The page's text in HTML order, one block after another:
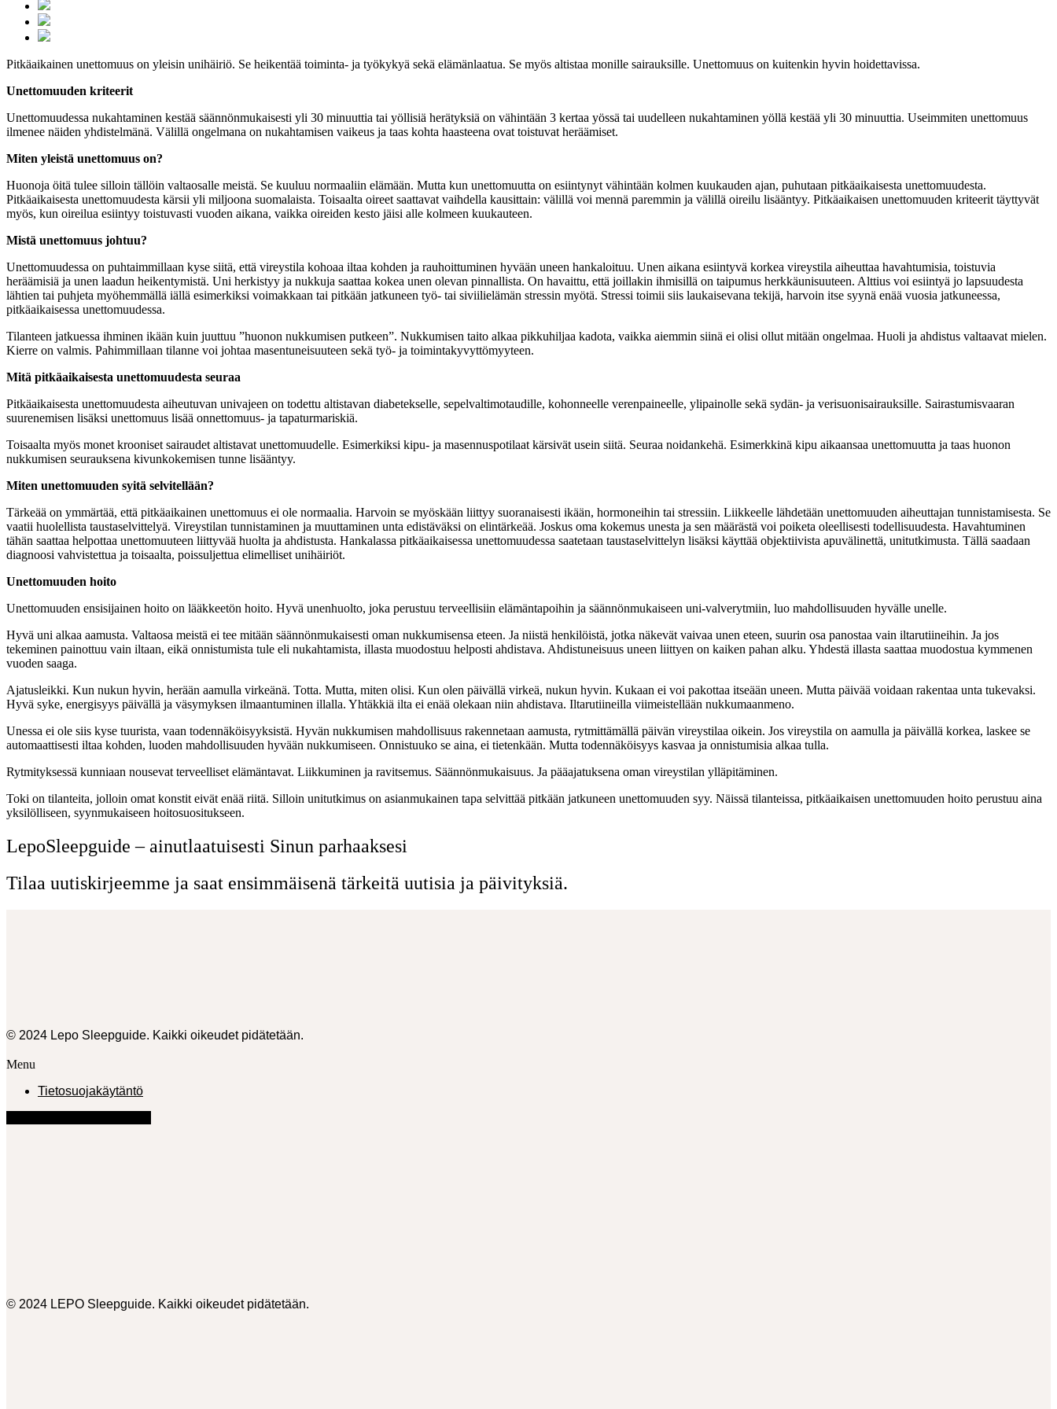
Pitkäaikainen unettomuus on yleisin unihäiriö. Se heikentää toiminta- ja työkykyä sekä elämänlaatua. Se myös altistaa monille sairauksille. Unettomuus on kuitenkin hyvin hoidettavissa.
Unettomuuden kriteerit
Unettomuudessa nukahtaminen kestää säännönmukaisesti yli 30 minuuttia tai yöllisiä herätyksiä on vähintään 3 kertaa yössä tai uudelleen nukahtaminen yöllä kestää yli 30 minuuttia. Useimmiten unettomuus
ilmenee näiden yhdistelmänä. Välillä ongelmana on nukahtamisen vaikeus ja taas kohta haasteena ovat toistuvat heräämiset.
Miten yleistä unettomuus on?
Huonoja öitä tulee silloin tällöin valtaosalle meistä. Se kuuluu normaaliin elämään. Mutta kun unettomuutta on esiintynyt vähintään kolmen kuukauden ajan, puhutaan pitkäaikaisesta unettomuudesta.
Pitkäaikaisesta unettomuudesta kärsii yli miljoona suomalaista. Toisaalta oireet saattavat vaihdella kausittain: välillä voi mennä paremmin ja välillä oireilu lisääntyy. Pitkäaikaisen unettomuuden kriteerit täyttyvät
myös, kun oireilua esiintyy toistuvasti vuoden aikana, vaikka oireiden kesto jäisi alle kolmeen kuukauteen.
Mistä unettomuus johtuu?
Unettomuudessa on puhtaimmillaan kyse siitä, että vireystila kohoaa iltaa kohden ja rauhoittuminen hyvään uneen hankaloituu. Unen aikana esiintyvä korkea vireystila aiheuttaa havahtumisia, toistuvia
heräämisiä ja unen laadun heikentymistä. Uni herkistyy ja nukkuja saattaa kokea unen olevan pinnallista. On havaittu, että joillakin ihmisillä on taipumus herkkäunisuuteen. Alttius voi esiintyä jo lapsuudesta
lähtien tai puhjeta myöhemmällä iällä esimerkiksi voimakkaan tai pitkään jatkuneen työ- tai siviilielämän stressin myötä. Stressi toimii siis laukaisevana tekijä, harvoin itse syynä enää vuosia jatkuneessa,
pitkäaikaisessa unettomuudessa.
Tilanteen jatkuessa ihminen ikään kuin juuttuu ”huonon nukkumisen putkeen”. Nukkumisen taito alkaa pikkuhiljaa kadota, vaikka aiemmin siinä ei olisi ollut mitään ongelmaa. Huoli ja ahdistus valtaavat mielen.
Kierre on valmis. Pahimmillaan tilanne voi johtaa masentuneisuuteen sekä työ- ja toimintakyvyttömyyteen.
Mitä pitkäaikaisesta unettomuudesta seuraa
Pitkäaikaisesta unettomuudesta aiheutuvan univajeen on todettu altistavan diabetekselle, sepelvaltimotaudille, kohonneelle verenpaineelle, ylipainolle sekä sydän- ja verisuonisairauksille. Sairastumisvaaran
suurenemisen lisäksi unettomuus lisää onnettomuus- ja tapaturmariskiä.
Toisaalta myös monet krooniset sairaudet altistavat unettomuudelle. Esimerkiksi kipu- ja masennuspotilaat kärsivät usein siitä. Seuraa noidankehä. Esimerkkinä kipu aikaansaa unettomuutta ja taas huonon
nukkumisen seurauksena kivunkokemisen tunne lisääntyy.
Miten unettomuuden syitä selvitellään?
Tärkeää on ymmärtää, että pitkäaikainen unettomuus ei ole normaalia. Harvoin se myöskään liittyy suoranaisesti ikään, hormoneihin tai stressiin. Liikkeelle lähdetään unettomuuden aiheuttajan tunnistamisesta. Se
vaatii huolellista taustaselvittelyä. Vireystilan tunnistaminen ja muuttaminen unta edistäväksi on elintärkeää. Joskus oma kokemus unesta ja sen määrästä voi poiketa oleellisesti todellisuudesta. Havahtuminen
tähän saattaa helpottaa unettomuuteen liittyvää huolta ja ahdistusta. Hankalassa pitkäaikaisessa unettomuudessa saatetaan taustaselvittelyn lisäksi käyttää objektiivista apuvälinettä, unitutkimusta. Tällä saadaan
diagnoosi vahvistettua ja toisaalta, poissuljettua elimelliset unihäiriöt.
Unettomuuden hoito
Unettomuuden ensisijainen hoito on lääkkeetön hoito. Hyvä unenhuolto, joka perustuu terveellisiin elämäntapoihin ja säännönmukaiseen uni-valverytmiin, luo mahdollisuuden hyvälle unelle.
Hyvä uni alkaa aamusta. Valtaosa meistä ei tee mitään säännönmukaisesti oman nukkumisensa eteen. Ja niistä henkilöistä, jotka näkevät vaivaa unen eteen, suurin osa panostaa vain iltarutiineihin. Ja jos
tekeminen painottuu vain iltaan, eikä onnistumista tule eli nukahtamista, illasta muodostuu helposti ahdistava. Ahdistuneisuus uneen liittyen on kaiken pahan alku. Yhdestä illasta saattaa muodostua kymmenen
vuoden saaga.
Ajatusleikki. Kun nukun hyvin, herään aamulla virkeänä. Totta. Mutta, miten olisi. Kun olen päivällä virkeä, nukun hyvin. Kukaan ei voi pakottaa itseään uneen. Mutta päivää voidaan rakentaa unta tukevaksi.
Hyvä syke, energisyys päivällä ja väsymyksen ilmaantuminen illalla. Yhtäkkiä ilta ei enää olekaan niin ahdistava. Iltarutiineilla viimeistellään nukkumaanmeno.
Unessa ei ole siis kyse tuurista, vaan todennäköisyyksistä. Hyvän nukkumisen mahdollisuus rakennetaan aamusta, rytmittämällä päivän vireystilaa oikein. Jos vireystila on aamulla ja päivällä korkea, laskee se
automaattisesti iltaa kohden, luoden mahdollisuuden hyvään nukkumiseen. Onnistuuko se aina, ei tietenkään. Mutta todennäköisyys kasvaa ja onnistumisia alkaa tulla.
Rytmityksessä kunniaan nousevat terveelliset elämäntavat. Liikkuminen ja ravitsemus. Säännönmukaisuus. Ja pääajatuksena oman vireystilan ylläpitäminen.
Toki on tilanteita, jolloin omat konstit eivät enää riitä. Silloin unitutkimus on asianmukainen tapa selvittää pitkään jatkuneen unettomuuden syy. Näissä tilanteissa, pitkäaikaisen unettomuuden hoito perustuu aina
yksilölliseen, syynmukaiseen hoitosuositukseen.
LepoSleepguide – ainutlaatuisesti Sinun parhaaksesi
Tilaa uutiskirjeemme ja saat ensimmäisenä tärkeitä uutisia ja päivityksiä.
© 2024 Lepo Sleepguide. Kaikki oikeudet pidätetään.
Menu
Tietosuojakäytäntö
© 2024 LEPO Sleepguide. Kaikki oikeudet pidätetään.